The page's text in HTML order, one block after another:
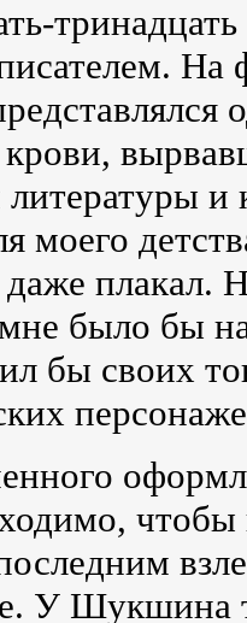
На
крови,
литературы
моего
плакал.
было бы
бы своих
У Шукшина